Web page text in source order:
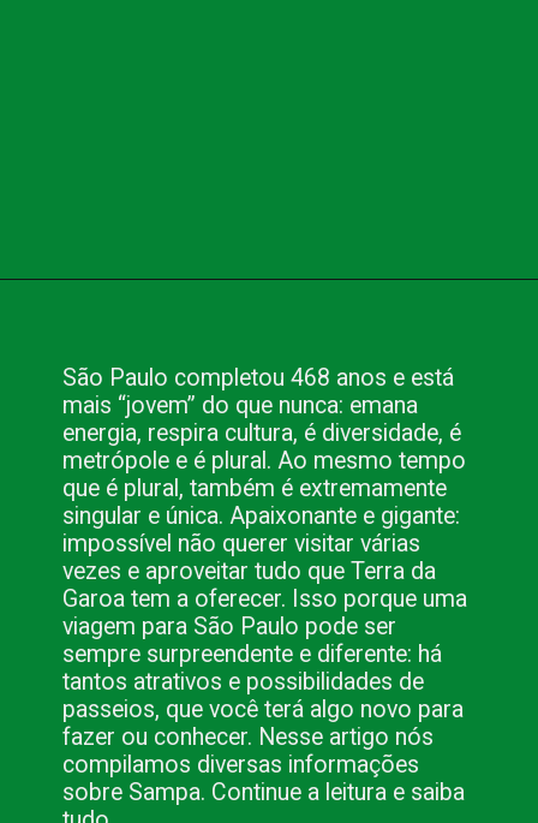
São Paulo completou 468 anos e está
mais “jovem” do que nunca: emana
energia, respira cultura, é diversidade, é
metrópole e é plural. Ao mesmo tempo
que é plural, também é extremamente
singular e única. Apaixonante e gigante:
impossível não querer visitar várias
vezes e aproveitar tudo que Terra da
Garoa tem a oferecer. Isso porque uma
viagem para São Paulo pode ser
sempre surpreendente e diferente: há
tantos atrativos e possibilidades de
passeios, que você terá algo novo para
fazer ou conhecer. Nesse artigo nós
compilamos diversas informações
sobre Sampa. Continue a leitura e saiba